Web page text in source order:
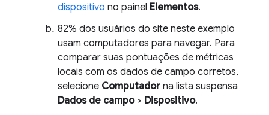
dispositivo no painel Elementos.
82% dos usuários do site neste exemplo
usam computadores para navegar. Para
comparar suas pontuações de métricas
locais com os dados de campo corretos,
selecione Computador na lista suspensa
Dados de campo> Dispositivo.